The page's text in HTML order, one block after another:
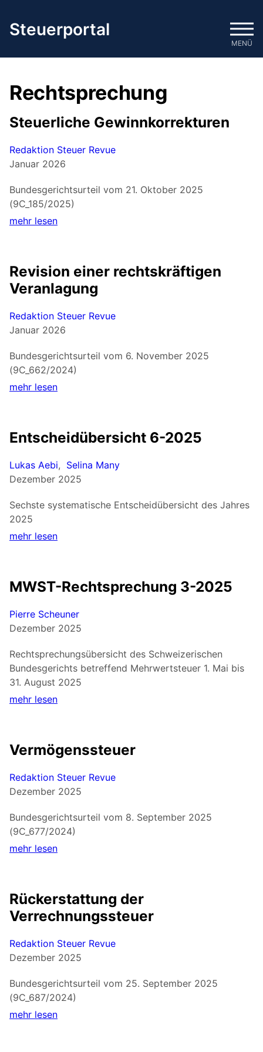
Inhalt
springen
Steuerportal
MENÜ
Rechtsprechung
Steuerliche Gewinnkorrekturen
Redaktion Steuer Revue
Januar 2026
Bundesgerichtsurteil vom 21. Oktober 2025
(9C_185/2025)
mehr lesen
Revision einer rechtskräftigen
Veranlagung
Redaktion Steuer Revue
Januar 2026
Bundesgerichtsurteil vom 6. November 2025
(9C_662/2024)
mehr lesen
Entscheidübersicht 6-2025
Lukas Aebi, Selina Many
Dezember 2025
Sechste systematische Entscheidübersicht des Jahres
2025
mehr lesen
MWST-Rechtsprechung 3-2025
Pierre Scheuner
Dezember 2025
Rechtsprechungsübersicht des Schweizerischen
Bundesgerichts betreffend Mehrwertsteuer 1. Mai bis
31. August 2025
mehr lesen
Vermögenssteuer
Redaktion Steuer Revue
Dezember 2025
Bundesgerichtsurteil vom 8. September 2025
(9C_677/2024)
mehr lesen
Rückerstattung der
Verrechnungssteuer
Redaktion Steuer Revue
Dezember 2025
Bundesgerichtsurteil vom 25. September 2025
(9C_687/2024)
mehr lesen